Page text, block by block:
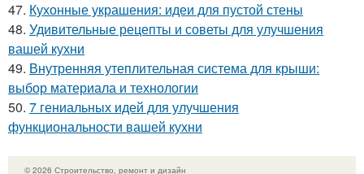
47. Кухонные украшения: идеи для пустой стены
48. Удивительные рецепты и советы для улучшения
вашей кухни
49. Внутренняя утеплительная система для крыши:
выбор материала и технологии
50. 7 гениальных идей для улучшения
функциональности вашей кухни
© 2026 Строительство, ремонт и дизайн